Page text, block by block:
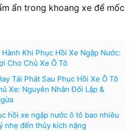
ẩn trong khoang xe để mốc
Hành Khi Phục Hồi Xe Ngập Nước:
Cho Chủ Xe Ô Tô
Tái Phát Sau Phục Hồi Xe Ô Tô
Xe: Nguyên Nhân Đối Lập &
hồi xe ngập nước ô tô bao nhiêu
nhẹ đến thủy kích nặng